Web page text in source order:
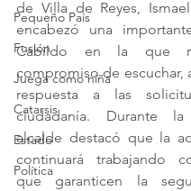
Pequeño País
Fusión
Juega como niña
Catarsis
Estado
Política
de Villa de Reyes,
encabezó una
Cabildo en la que
compromiso de escuchar,
respuesta a las
ciudadanía. Durante
alcalde destacó que la
continuará trabajando
que garanticen la